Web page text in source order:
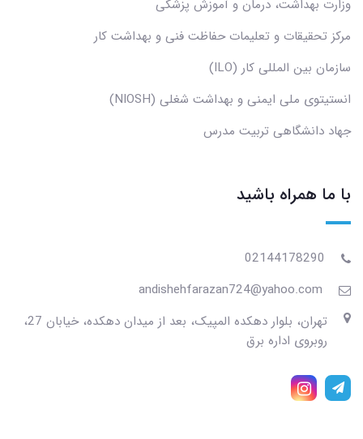
وزارت بهداشت، درمان و آموزش پزشکی
مرکز تحقیقات و تعلیمات حفاظت فنی و بهداشت کار
سازمان بین المللی کار (ILO)
انستیتوی ملی ایمنی و بهداشت شغلی (NIOSH)
جهاد دانشگاهی تربیت مدرس
با ما همراه باشید
02144178290
andishehfarazan724@yahoo.com
تهران، بلوار دهکده المپیک، بعد از میدان دهکده، خیابان 27،
روبروی اداره برق